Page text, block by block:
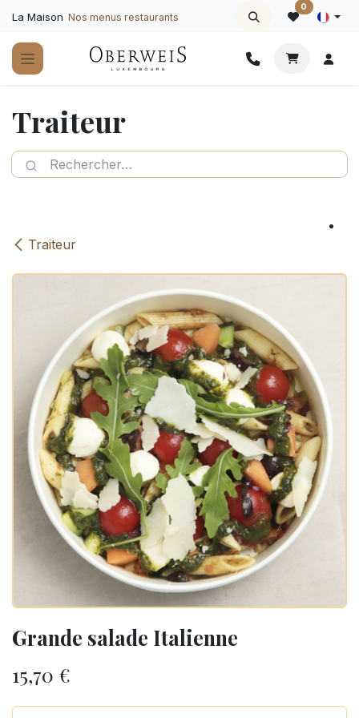
La Maison Nos menus restaurants
0
Traiteur
Traiteur
Grande salade Italienne
15,70 €